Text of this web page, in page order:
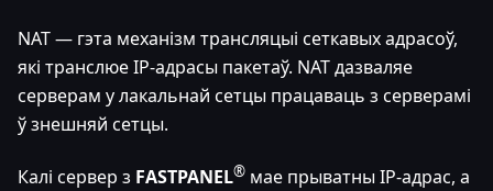
NAT — гэта механізм трансляцыі сеткавых адрасоў,
які транслюе IP-адрасы пакетаў. NAT дазваляе
серверам у лакальнай сетцы працаваць з серверамі
ў знешняй сетцы.
Калі сервер з FASTPANEL® мае прыватны IP-адрас, а